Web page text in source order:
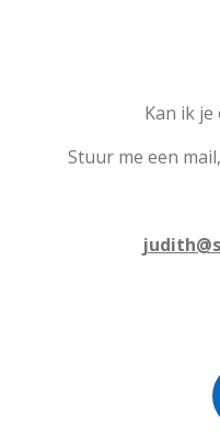
Kan ik je
Stuur me een